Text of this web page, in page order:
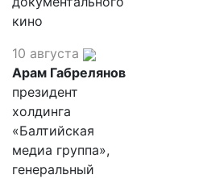
кино
10 августа
Арам Габрелянов
президент
холдинга
«Балтийская
медиа группа»,
генеральный